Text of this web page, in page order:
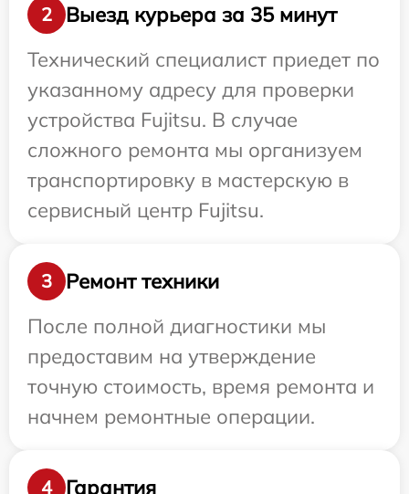
2
Выезд курьера за 35 минут
Технический специалист приедет по
указанному адресу для проверки
устройства Fujitsu. В случае
сложного ремонта мы организуем
транспортировку в мастерскую в
сервисный центр Fujitsu.
3
Ремонт техники
После полной диагностики мы
предоставим на утверждение
точную стоимость, время ремонта и
начнем ремонтные операции.
4 Гарантия